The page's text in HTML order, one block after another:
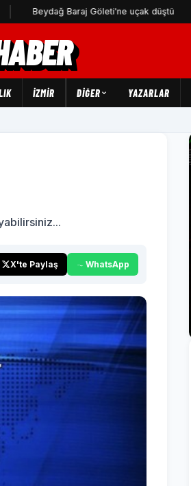
Beydağ Baraj Göleti'ne uçak düştü
İZMİR DIĞER YAZARLAR
X'te Paylaş WhatsApp